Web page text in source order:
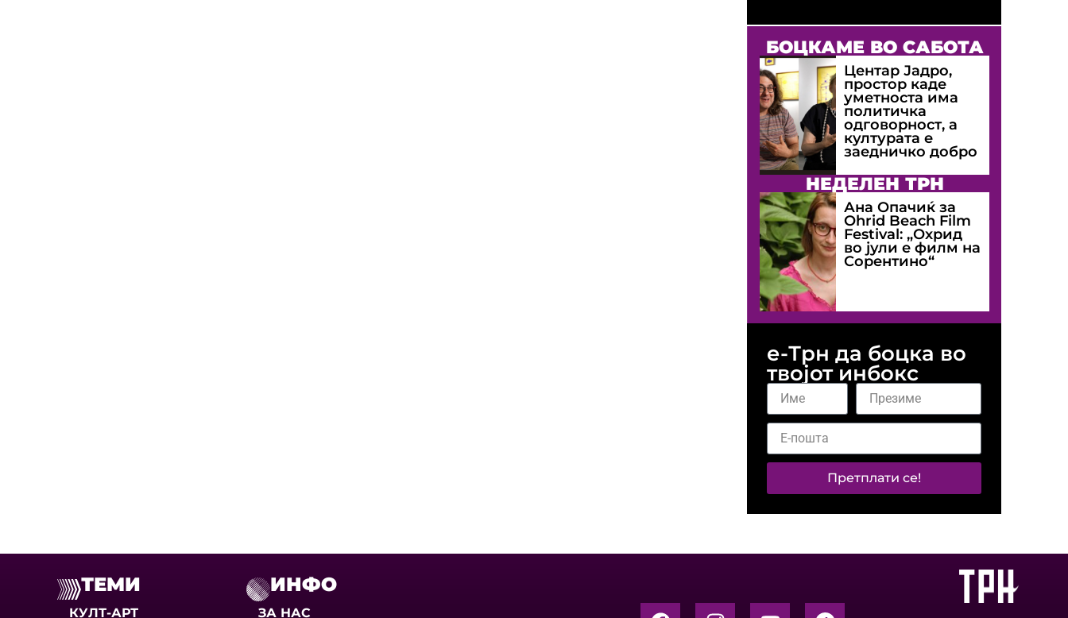
БОЦКАМЕ ВО САБОТА
Центар Јадро,
простор каде
уметноста има
политичка
одговорност, а
културата е
заедничко добро
НЕДЕЛЕН ТРН
Ана Опачиќ за
Оhrid Beach Film
Festival: „Охрид
во јули е филм на
Сорентино“
е-Трн да боцка во
твојот инбокс
Претплати се!
ТЕМИ
КУЛТ-АРТ
ИНФО
ЗА НАС